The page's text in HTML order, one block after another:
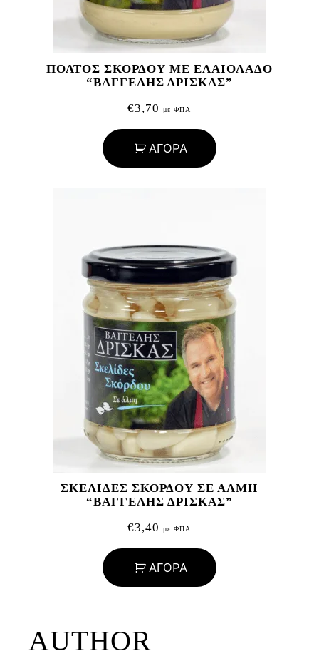
ΠΟΛΤΟΣ ΣΚΟΡΔΟΥ ΜΕ ΕΛΑΙΟΛΑΔΟ
“ΒΑΓΓΕΛΗΣ ΔΡΙΣΚΑΣ”
€3,70 με ΦΠΑ
ΑΓΟΡΑ
ΣΚΕΛΙΔΕΣ ΣΚΟΡΔΟΥ ΣΕ ΑΛΜΗ
“ΒΑΓΓΕΛΗΣ ΔΡΙΣΚΑΣ”
€3,40 με ΦΠΑ
ΑΓΟΡΑ
AUTHOR